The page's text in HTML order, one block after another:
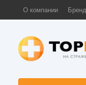
О компании